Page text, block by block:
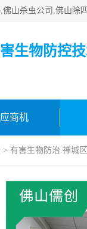
生物防控
商机
> 有害生物防治 禅城